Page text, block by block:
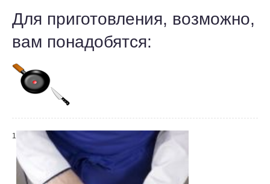
Для приготовления, возможно,
вам понадобятся:
1